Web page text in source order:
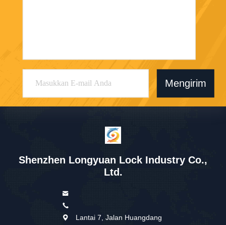
Mengirim
Shenzhen Longyuan Lock Industry Co.,
Ltd.
Lantai 7, Jalan Huangdang